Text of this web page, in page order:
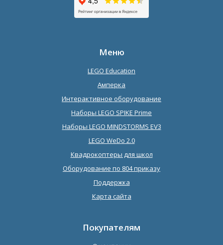
Меню
LEGO Education
Амперка
Интерактивное оборудование
Наборы LEGO SPIKE Prime
Наборы LEGO MINDSTORMS EV3
LEGO WeDo 2.0
Квадрокоптеры для школ
Оборудование по 804 приказу
Поддержка
Карта сайта
Покупателям